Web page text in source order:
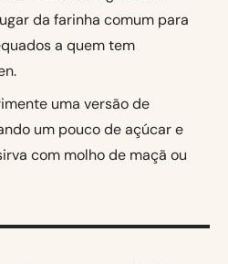
da farinha comum para
a quem tem
uma versão de
um pouco de açúcar e
com molho de maçã ou